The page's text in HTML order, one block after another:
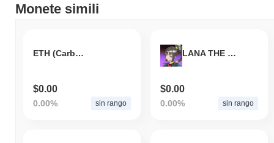
Monete simili
ETH (Carbon)
$0.00
0.00% sin rango
LANA THE SOL GIRL
$0.00
0.00% sin rango